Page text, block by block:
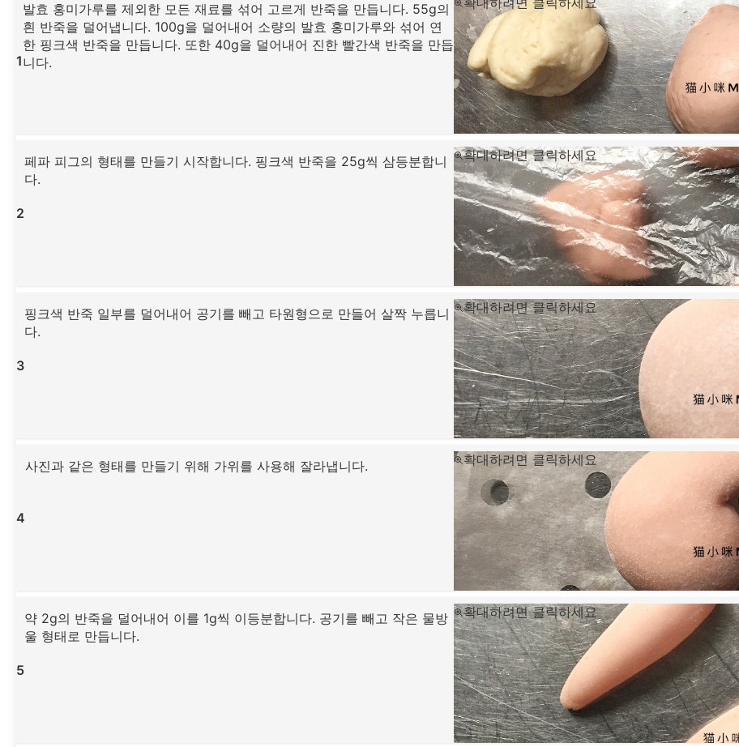
1
발효 홍미가루를 제외한 모든 재료를 섞어 고르게 반죽을 만듭니다. 55g의
흰 반죽을 덜어냅니다. 100g을 덜어내어 소량의 발효 홍미가루와 섞어 연
한 핑크색 반죽을 만듭니다. 또한 40g을 덜어내어 진한 빨간색 반죽을 만듭
니다.
2
페파 피그의 형태를 만들기 시작합니다. 핑크색 반죽을 25g씩 삼등분합니
다.
확대하려면 클릭하세요
3
핑크색 반죽 일부를 덜어내어 공기를 빼고 타원형으로 만들어 살짝 누릅니
다.
확대하려면 클릭하세요
4
사진과 같은 형태를 만들기 위해 가위를 사용해 잘라냅니다. 확대하려면 클릭하세요
5
약 2g의 반죽을 덜어내어 이를 1g씩 이등분합니다. 공기를 빼고 작은 물방
울 형태로 만듭니다.
확대하려면 클릭하세요